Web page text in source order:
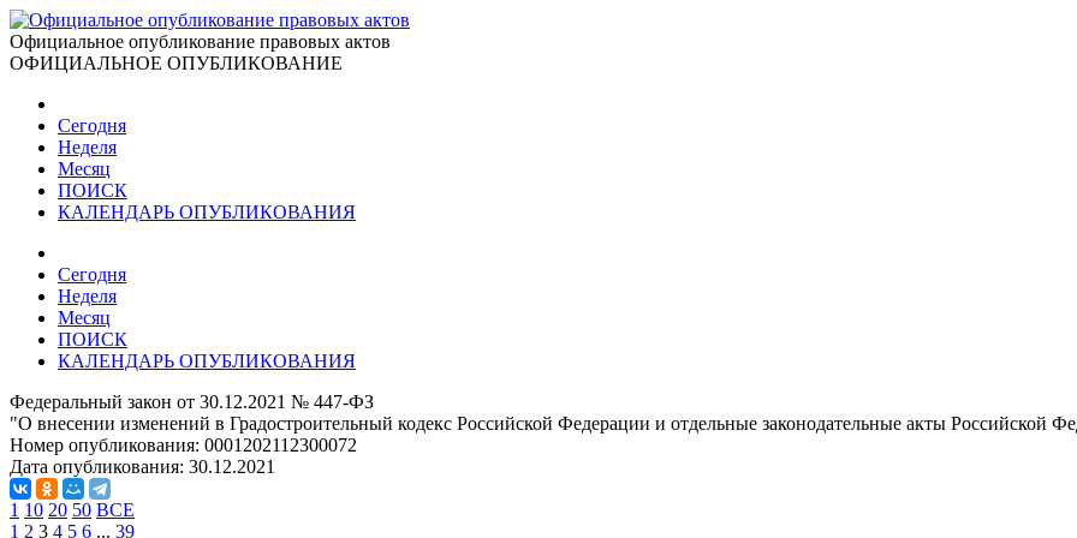
Официальное опубликование правовых актов
ОФИЦИАЛЬНОЕ ОПУБЛИКОВАНИЕ
Сегодня
Неделя
Месяц
ПОИСК
КАЛЕНДАРЬ ОПУБЛИКОВАНИЯ
Сегодня
Неделя
Месяц
ПОИСК
КАЛЕНДАРЬ ОПУБЛИКОВАНИЯ
Федеральный закон от 30.12.2021 № 447-ФЗ
"О внесении изменений в Градостроительный кодекс Российской Федерации и отдельные законодательные акты Российской
Номер опубликования: 0001202112300072
Дата опубликования: 30.12.2021
1 10 20 50 ВСЕ
1 2 3 4 5 6 ... 39